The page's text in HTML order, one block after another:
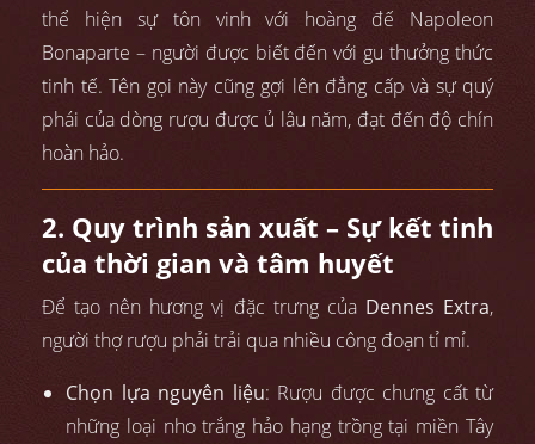
thể hiện sự tôn vinh với hoàng đế Napoleon
Bonaparte – người được biết đến với gu thưởng thức
tinh tế. Tên gọi này cũng gợi lên đẳng cấp và sự quý
phái của dòng rượu được ủ lâu năm, đạt đến độ chín
hoàn hảo.
2. Quy trình sản xuất – Sự kết tinh
của thời gian và tâm huyết
Để tạo nên hương vị đặc trưng của Dennes Extra,
người thợ rượu phải trải qua nhiều công đoạn tỉ mỉ.
Chọn lựa nguyên liệu: Rượu được chưng cất từ
những loại nho trắng hảo hạng trồng tại miền Tây